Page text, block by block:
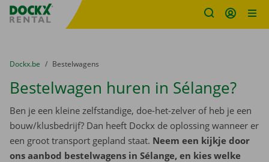
Fratello DEMO
U bevindt zich hier:
van
Dockx.be naar
Bestelwagens
Bestelwagen huren in Sélange?
Ben je een kleine zelfstandige, doe-het-zelver of heb je een
bouw/klusbedrijf? Dan heeft Dockx de oplossing wanneer er
een groot transport gepland staat. Neem een kijkje door
ons aanbod bestelwagens in Sélange, en kies welke